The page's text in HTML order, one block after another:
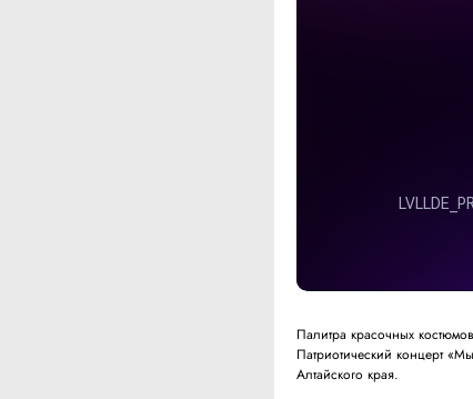
Палитра красочных
Патриотический концерт
Алтайского края.